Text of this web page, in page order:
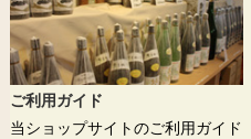
ご利用ガイド
当ショップサイトのご利用ガイド